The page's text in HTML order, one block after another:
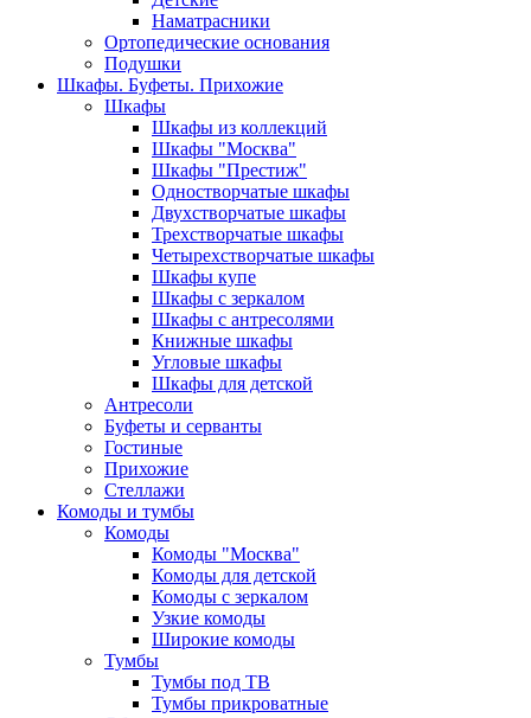
Наматрасники
Ортопедические основания
Подушки
Шкафы. Буфеты. Прихожие
Шкафы
Шкафы из коллекций
Шкафы "Москва"
Шкафы "Престиж"
Одностворчатые шкафы
Двухстворчатые шкафы
Трехстворчатые шкафы
Четырехстворчатые шкафы
Шкафы купе
Шкафы с зеркалом
Шкафы с антресолями
Книжные шкафы
Угловые шкафы
Шкафы для детской
Антресоли
Буфеты и серванты
Гостиные
Прихожие
Стеллажи
Комоды и тумбы
Комоды
Комоды "Москва"
Комоды для детской
Комоды с зеркалом
Узкие комоды
Широкие комоды
Тумбы
Тумбы под ТВ
Тумбы прикроватные